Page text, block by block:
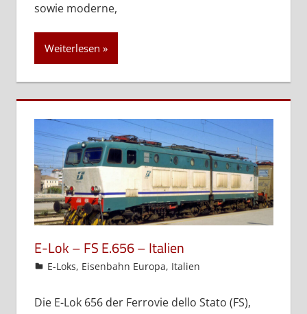
sowie moderne,
Weiterlesen
E-Lok – FS E.656 – Italien
admin
E-Loks, Eisenbahn Europa, Italien
Die E-Lok 656 der Ferrovie dello Stato (FS),